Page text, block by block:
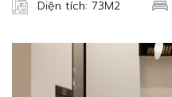
Diện tích: 73M2